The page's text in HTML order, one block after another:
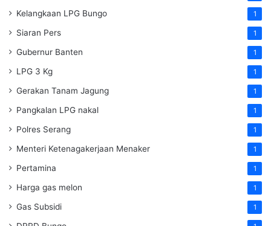
Kelangkaan LPG Bungo 1
Siaran Pers 1
Gubernur Banten 1
LPG 3 Kg 1
Gerakan Tanam Jagung 1
Pangkalan LPG nakal 1
Polres Serang 1
Menteri Ketenagakerjaan Menaker 1
Pertamina 1
Harga gas melon 1
Gas Subsidi 1